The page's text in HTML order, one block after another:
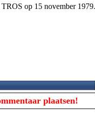
op 15 november 1979.
plaatsen!